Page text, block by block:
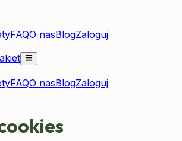
FAQO nasBlogZaloguj
FAQO nasBlogZaloguj